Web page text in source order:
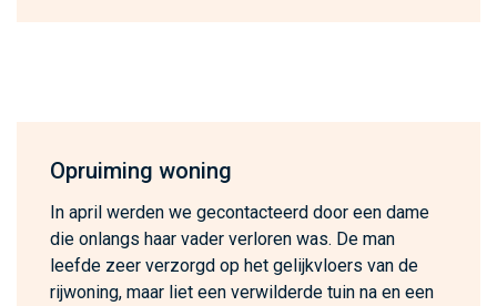
Opruiming woning
In april werden we gecontacteerd door een dame
die onlangs haar vader verloren was. De man
leefde zeer verzorgd op het gelijkvloers van de
rijwoning, maar liet een verwilderde tuin na en een